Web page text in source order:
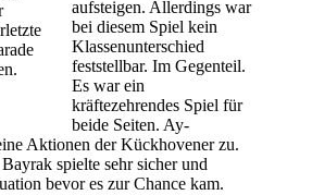
aufsteigen. Allerdings war
bei diesem Spiel kein
Klassenunterschied
feststellbar. Im Gegenteil.
Es war ein
kräftezehrendes Spiel für
beide Seiten. Ay-
Aktionen der Kückhovener zu.
spielte sehr sicher und
bevor es zur Chance kam.